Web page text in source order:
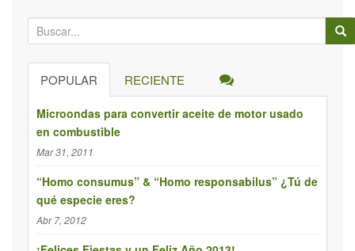
B
ú
s
POPULAR RECIENTE
Microondas para convertir aceite de motor usado
en combustible
Mar 31, 2011
“Homo consumus” & “Homo responsabilus” ¿Tú de
qué especie eres?
Abr 7, 2012